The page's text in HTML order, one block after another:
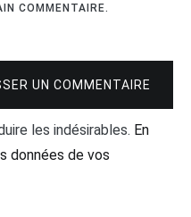
COMMENTAIRE.
UN COMMENTAIRE
les indésirables. En
données de vos